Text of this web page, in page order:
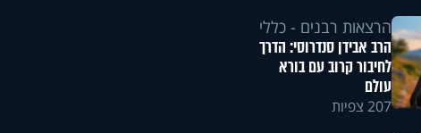
הרצאות רבנים - כללי
הרב אבידן סנדרוסי: הדרך
לחיבור קרוב עם בורא
עולם
207 צפיות